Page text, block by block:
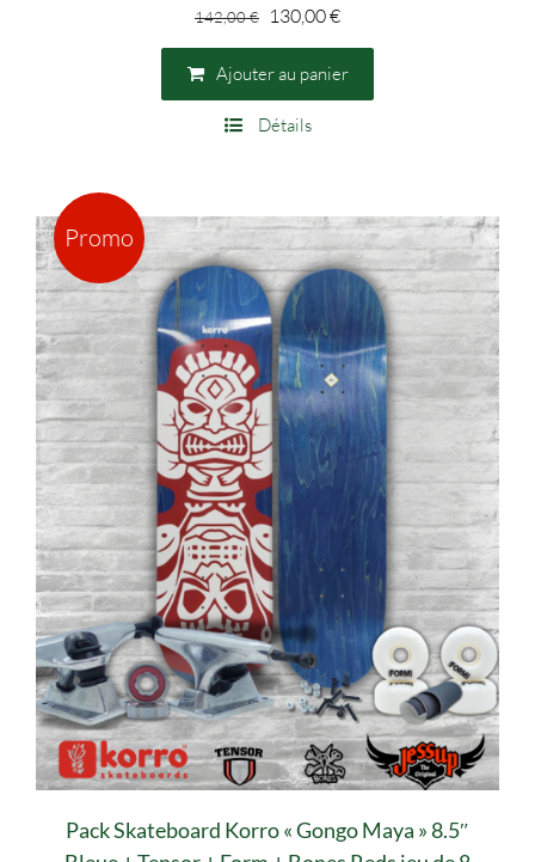
142,00€
Le
prix
initial
était :
142,00 €.
130,00€Le
prix
actuel
est :
Ajouter au panier
Détails
Promo
Pack Skateboard Korro « Gongo Maya » 8.5″